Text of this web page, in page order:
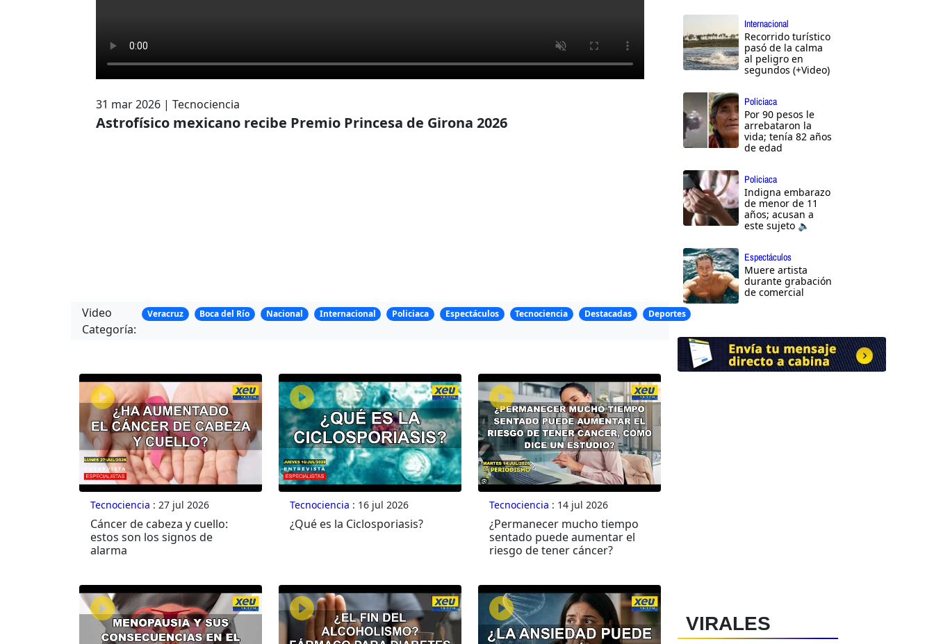
31 mar 2026 | Tecnociencia
Astrofísico mexicano recibe Premio Princesa de Girona 2026
Video
Categoría:
Veracruz Boca del Río Nacional Internacional Policiaca Espectáculos Tecnociencia Destacadas Deportes
Tecnociencia : 27 jul 2026
Cáncer de cabeza y cuello:
estos son los signos de
alarma
Tecnociencia : 16 jul 2026
¿Qué es la Ciclosporiasis?
Tecnociencia : 14 jul 2026
¿Permanecer mucho tiempo
sentado puede aumentar el
riesgo de tener cáncer?
Internacional
Recorrido turístico
pasó de la calma
al peligro en
segundos (+Video)
Policiaca
Por 90 pesos le
arrebataron la
vida; tenía 82 años
de edad
Policiaca
Indigna embarazo
de menor de 11
años; acusan a
este sujeto 🔈
Espectáculos
Muere artista
durante grabación
de comercial
VIRALES